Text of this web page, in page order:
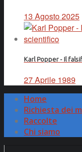
13 Agosto 2025
Karl Popper - Il
27 Aprile 1989
Home
Richiesta dei
Raccolte
Chi siamo